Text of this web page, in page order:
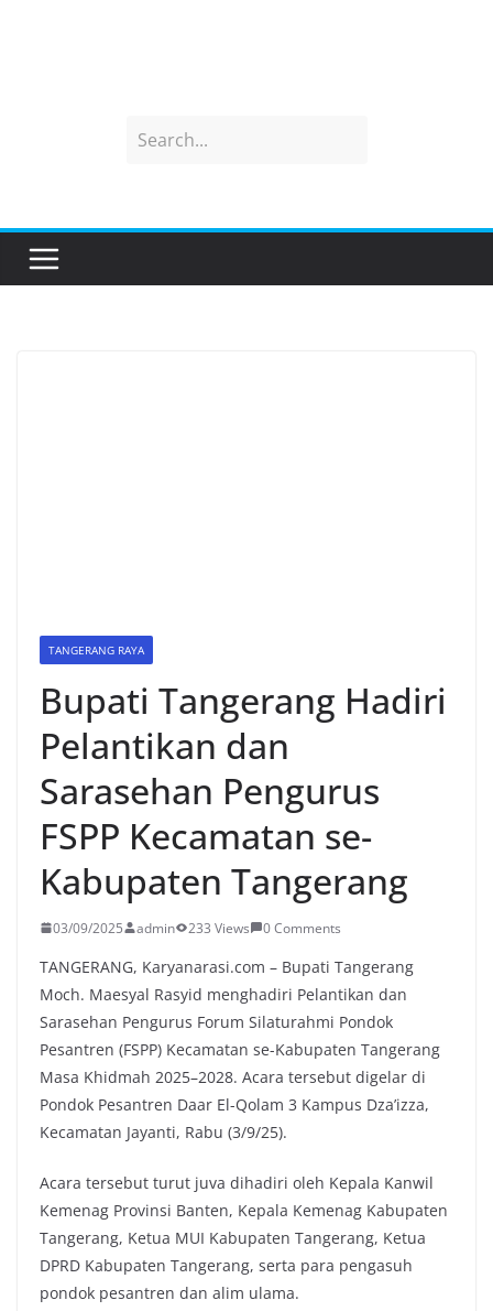
TANGERANG RAYA
Bupati Tangerang Hadiri
Pelantikan dan
Sarasehan Pengurus
FSPP Kecamatan se-
Kabupaten Tangerang
03/09/2025 admin 233 Views 0 Comments
TANGERANG, Karyanarasi.com – Bupati Tangerang
Moch. Maesyal Rasyid menghadiri Pelantikan dan
Sarasehan Pengurus Forum Silaturahmi Pondok
Pesantren (FSPP) Kecamatan se-Kabupaten Tangerang
Masa Khidmah 2025–2028. Acara tersebut digelar di
Pondok Pesantren Daar El-Qolam 3 Kampus Dza’izza,
Kecamatan Jayanti, Rabu (3/9/25).
Acara tersebut turut juva dihadiri oleh Kepala Kanwil
Kemenag Provinsi Banten, Kepala Kemenag Kabupaten
Tangerang, Ketua MUI Kabupaten Tangerang, Ketua
DPRD Kabupaten Tangerang, serta para pengasuh
pondok pesantren dan alim ulama.